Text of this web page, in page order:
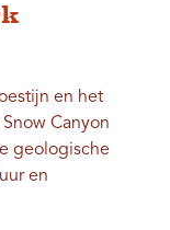
en het
Canyon
geologische
en